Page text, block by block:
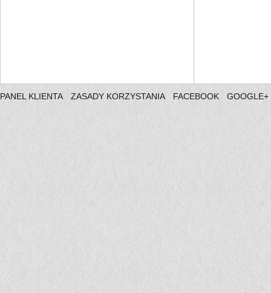
PANEL KLIENTA ZASADY KORZYSTANIA FACEBOOK GOOGLE+